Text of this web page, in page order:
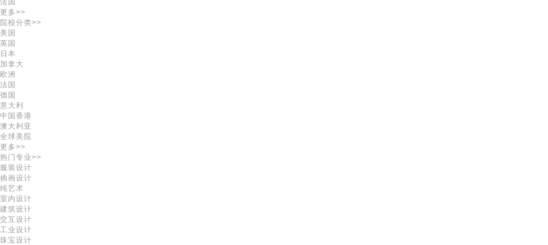
法国
更多>>
院校分类>>
美国
英国
日本
加拿大
欧洲
法国
德国
意大利
中国香港
澳大利亚
全球美院
更多>>
热门专业>>
服装设计
插画设计
纯艺术
室内设计
建筑设计
交互设计
工业设计
珠宝设计